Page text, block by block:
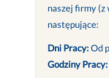
naszej firmy
następujące:
Dni Pracy:Od
Godziny Pracy: